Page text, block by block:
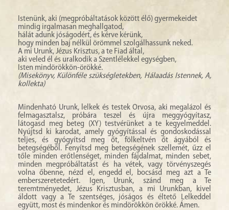
Istenünk, aki (megpróbáltatások között élő) gyermekeidet
mindig irgalmasan meghallgatod,
hálát adunk jóságodért, és kérve kérünk,
hogy minden baj nélkül örömmel szolgálhassunk neked.
A mi Urunk, Jézus Krisztus, a te Fiad által,
aki veled él és uralkodik a Szentlélekkel egységben,
Isten mindörökkön-örökké.
(Misekönyv, Különféle szükségletekben, Hálaadás Istennek, A,
kollekta)
Mindenható Urunk, lelkek és testek Orvosa, aki megalázol és
felmagasztalsz, próbára teszel és újra meggyógyítasz,
látogasd meg beteg (XY) testvérünket a te kegyelmeddel.
Nyújtsd ki karodat, amely gyógyítással és gondoskodással
teljes, és gyógyítsd meg őt, fölkeltvén őt ágyából és
betegségéből. Fenyítsd meg betegségének szellemét, űzz el
tőle minden erőtlenséget, minden fájdalmat, minden sebet,
minden megpróbáltatást és ha vétek, vagy törvényszegés
volna őbenne, nézd el, engedd el, bocsásd meg azt a Te
emberszeretetedért. Igen, Urunk, szánd meg a Te
teremtményedet, Jézus Krisztusban, a mi Urunkban, kivel
áldott vagy a Te szentséges, jóságos és éltető Lelkeddel
együtt, most és mindenkor és mindörökkön örökké. Ámen.